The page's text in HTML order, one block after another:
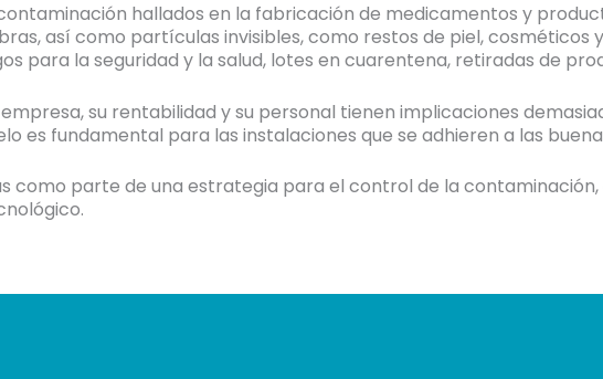
hallados en la fabricación de medicamentos y
así como partículas invisibles, como restos de piel, cosméticos
para la seguridad y la salud, lotes en cuarentena, retiradas de
su rentabilidad y su personal tienen implicaciones
es fundamental para las instalaciones que se adhieren a las
como parte de una estrategia para el control de la